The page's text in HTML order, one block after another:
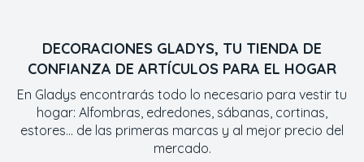
DECORACIONES GLADYS, TU TIENDA DE
CONFIANZA DE ARTÍCULOS PARA EL HOGAR
En Gladys encontrarás todo lo necesario para vestir tu
hogar: Alfombras, edredones, sábanas, cortinas,
estores... de las primeras marcas y al mejor precio del
mercado.